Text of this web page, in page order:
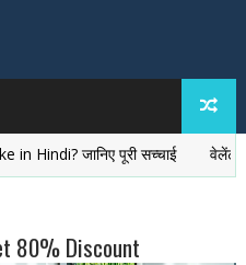
पूरी सच्चाई वेलेंटाइन डे
80% Discount